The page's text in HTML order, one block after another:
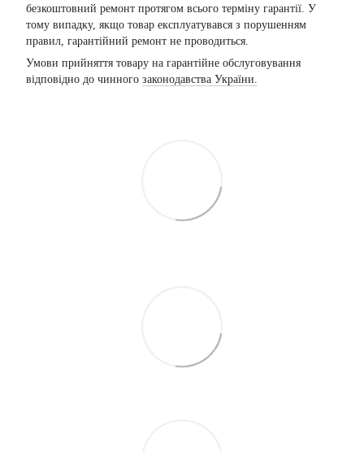
безкоштовний ремонт протягом всього терміну гарантії. У
тому випадку, якщо товар експлуатувався з порушенням
правил, гарантійний ремонт не проводиться.
Умови прийняття товару на гарантійне обслуговування
відповідно до чинного законодавства України.